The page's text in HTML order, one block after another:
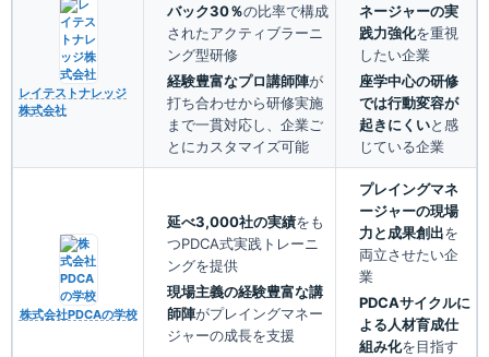
レイテストナレッジ
株式会社
バック30％の比率で構成
されたアクティブラーニ
ング型研修
経験豊富なプロ講師陣が
打ち合わせから研修実施
まで一貫対応し、企業ご
とにカスタマイズ可能
ネージャーの実
践力強化を重視
したい企業
座学中心の研修
では行動変容が
起きにくいと感
じている企業
株式会社PDCAの学校
延べ3,000社の実績をも
つPDCA式実践トレーニ
ングを提供
現場主義の経験豊富な講
師陣がプレイングマネー
ジャーの成長を支援
プレイングマネ
ージャーの現場
力と成果創出を
両立させたい企
業
PDCAサイクルに
よる人材育成仕
組み化を目指す